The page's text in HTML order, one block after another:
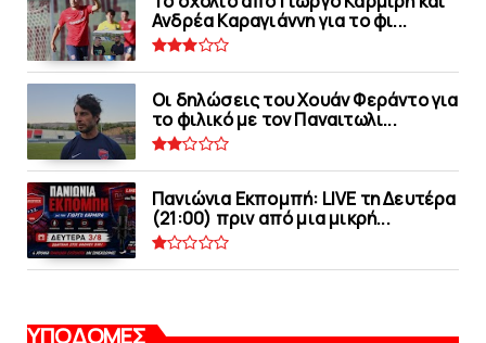
Ανδρέα Καραγιάννη για το φι...
Οι δηλώσεις του Χουάν Φεράντο για
το φιλικό με τoν Παναιτωλι...
Πανιώνια Εκπομπή: LIVE τη Δευτέρα
(21:00) πριν από μια μικρή...
ΥΠΟΔΟΜΕΣ